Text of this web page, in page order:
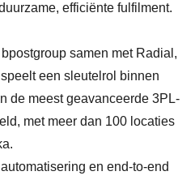
efficiënte fulfilment.
samen met Radial,
een sleutelrol binnen
de meest geavanceerde 3PL-
met meer dan 100 locaties
en end-to-end